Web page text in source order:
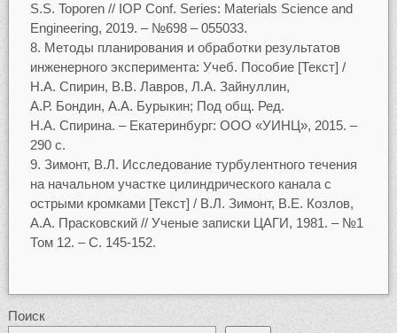
S.S. Toporen // IOP Conf. Series: Materials Science and
Engineering, 2019. – №698 – 055033.
Методы планирования и обработки результатов
инженерного эксперимента: Учеб. Пособие [Текст] /
Н.А. Спирин, В.В. Лавров, Л.А. Зайнуллин,
А.Р. Бондин, А.А. Бурыкин; Под общ. Ред.
Н.А. Спирина. – Екатеринбург: ООО «УИНЦ», 2015. –
290 с.
Зимонт, В.Л. Исследование турбулентного течения
на начальном участке цилиндрического канала с
острыми кромками [Текст] / В.Л. Зимонт, В.Е. Козлов,
А.А. Прасковский // Ученые записки ЦАГИ, 1981. – №1
Том 12. – С. 145-152.
Поиск